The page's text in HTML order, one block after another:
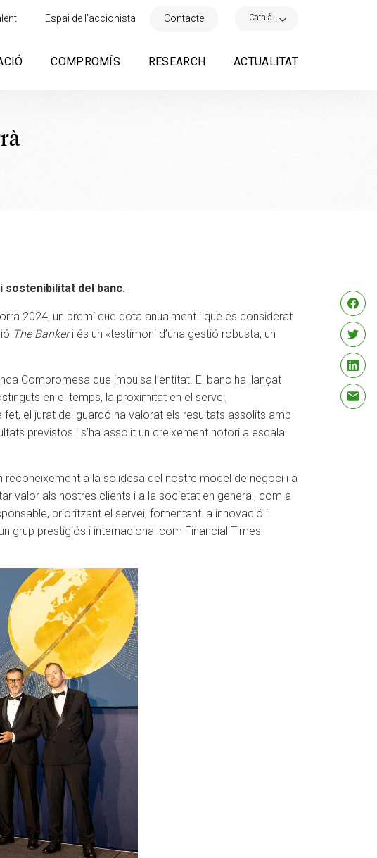
Espai de l'accionista Contacte Català
COMPROMÍS RESEARCH ACTUALITAT
sostenibilitat del banc.
2024, un premi que dota anualment i que és considerat
The Bankeri és un «testimoni d’una gestió robusta, un
Compromesa que impulsa l’entitat. El banc ha llançat
en el temps, la proximitat en el servei,
el jurat del guardó ha valorat els resultats assolits amb
previstos i s’ha assolit un creixement notori a escala
reconeixement a la solidesa del nostre model de negoci i a
valor als nostres clients i a la societat en general, com a
prioritzant el servei, fomentant la innovació i
grup prestigiós i internacional com Financial Times